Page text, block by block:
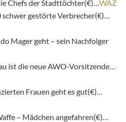
Chefs der Stadttöchter(€)…WAZ
schwer gestörte Verbrecher(€)…
Mager geht – sein Nachfolger
ist die neue AWO-Vorsitzende…
Frauen geht es gut(€)…
– Mädchen angefahren(€)…